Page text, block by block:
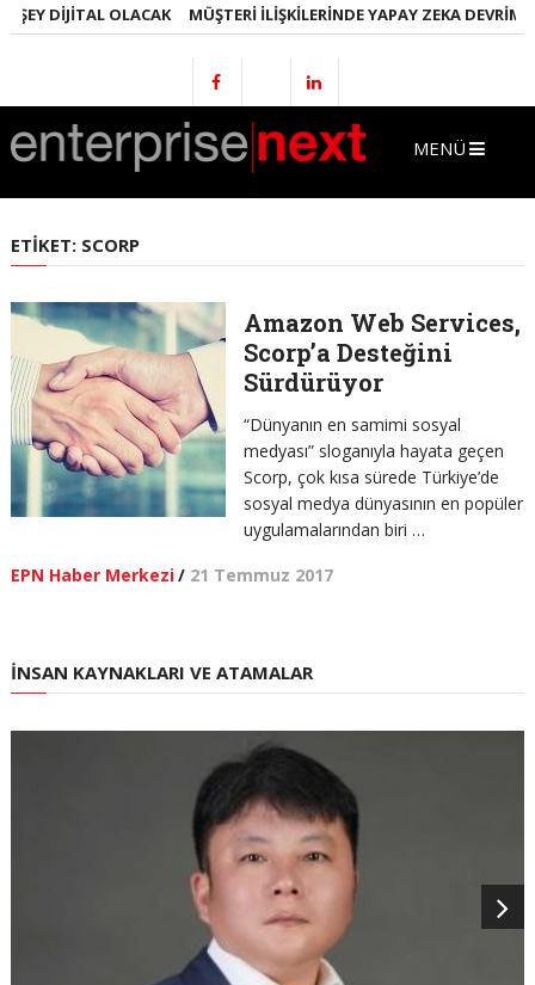
ŞEY DIJITAL OLACAK MÜŞTERI İLIŞKILERINDE YAPAY ZEKA DEVRIMI
MENÜ
ETIKET: SCORP
Amazon Web Services,
Scorp’a Desteğini
Sürdürüyor
“Dünyanın en samimi sosyal
medyası” sloganıyla hayata geçen
Scorp, çok kısa sürede Türkiye’de
sosyal medya dünyasının en popüler
uygulamalarından biri …
EPN Haber Merkezi/ 21 Temmuz 2017
İNSAN KAYNAKLARI VE ATAMALAR